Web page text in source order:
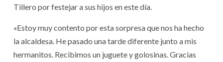
Tillero por festejar a sus hijos en este día.
«Estoy muy contento por esta sorpresa que nos ha hecho
la alcaldesa. He pasado una tarde diferente junto a mis
hermanitos. Recibimos un juguete y golosinas. Gracias